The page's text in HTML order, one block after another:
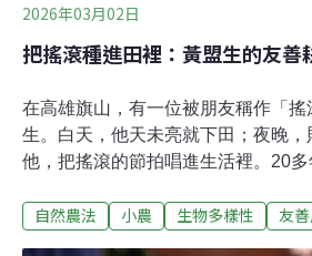
2026年03月02日
把搖滾種進田裡：黃盟生的友善
在高雄旗山，有一位被朋友稱作「搖
生。白天，他天未亮就下田；夜晚
他，把搖滾的節拍唱進生活裡。20
點空間。黃盟生的田區是取得林業及
自然農法 小農 生物多樣性 友